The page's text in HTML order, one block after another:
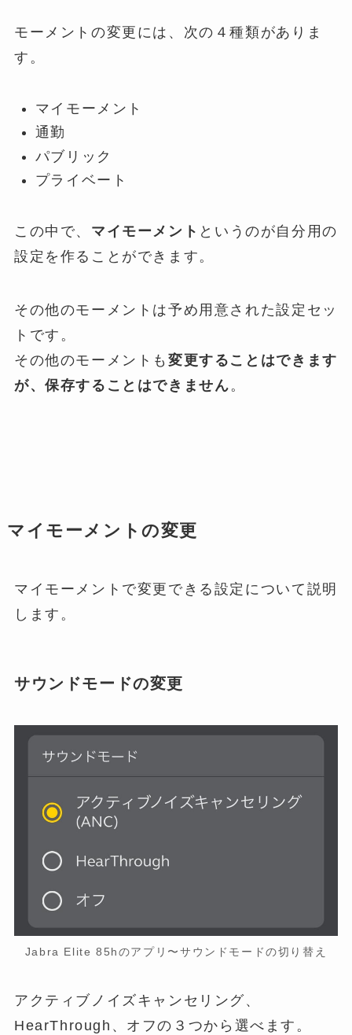
モーメントの変更には、次の４種類がありま
す。
マイモーメント
通勤
パブリック
プライベート
この中で、 マイモーメント というのが自分用の
設定を作ることができます。
その他のモーメントは予め用意された設定セッ
トです。
その他のモーメントも変更することはできます
が、保存することはできません 。
マイモーメントの変更
マイモーメントで変更できる設定について説明
します。
サウンドモードの変更
Jabra Elite 85hのアプリ〜サウンドモードの切り替え
アクティブノイズキャンセリング、
HearThrough、オフの３つから選べます。